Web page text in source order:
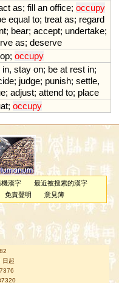
as; fill an office; occupy
equal to; treat as; regard
; bear; accept; undertake;
as; deserve
; occupy
in, stay on; be at rest in;
; judge; punish; settle,
; adjust; attend to; place
; occupy
機漢字
最近被搜索的漢字
免責聲明 意見簿
日起